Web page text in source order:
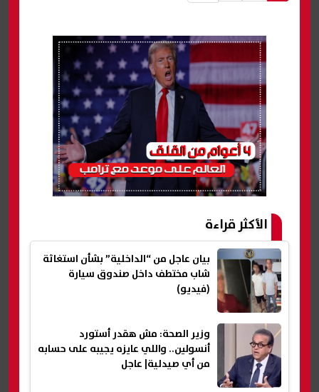
الأكثر قراءة
بيان عاجل من “الداخلية” بشأن استغاثة
شاب مختطف داخل صندوق سيارة
(فيديو)
وزير الصحة: مش هقدر أستورد
أنسولين.. واللي عايزه يجيبه على حسابه
من أي صيدلية| عاجل